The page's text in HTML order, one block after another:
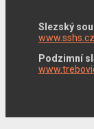
Slezský
www.sshs.cz
Podzimní